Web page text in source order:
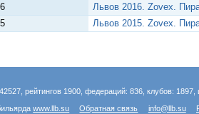
Львов 2016. Zovex.
Львов 2015. Zovex.
рейтингов 1900, федераций: 836, клубов:
www.llb.su Обратная связь info@llb.su